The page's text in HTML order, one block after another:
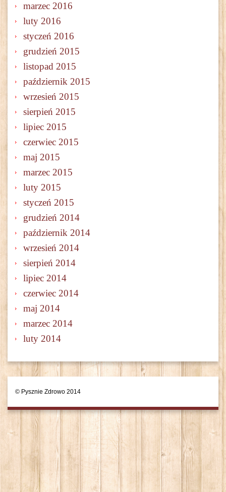
marzec 2016
luty 2016
styczeń 2016
grudzień 2015
listopad 2015
październik 2015
wrzesień 2015
sierpień 2015
lipiec 2015
czerwiec 2015
maj 2015
marzec 2015
luty 2015
styczeń 2015
grudzień 2014
październik 2014
wrzesień 2014
sierpień 2014
lipiec 2014
czerwiec 2014
maj 2014
marzec 2014
luty 2014
© Pysznie Zdrowo 2014